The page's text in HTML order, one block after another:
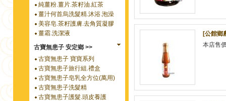
純薑粉.薑片.茶籽油.紅茶
薑汁何首烏洗髮精.沐浴.泡澡
美容皂.茶籽護膚.去角質凝膠
薑霜.洗潔液
古寶無患子 安定鄉 >>
古寶無患子 寶寶系列
古寶無患子旅行組.禮盒
古寶無患子皂乳全方位(萬用)
古寶無患子洗髮精
古寶無患子護髮.頭皮養護
[公館鄉
本店售